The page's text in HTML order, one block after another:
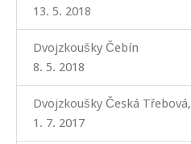
13. 5. 2018
Dvojzkoušky Čebín
8. 5. 2018
Dvojzkoušky Česká Třebová,
1. 7. 2017